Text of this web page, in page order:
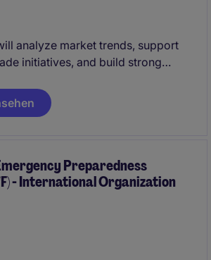
analyze market trends, support
initiatives, and build strong
project execution.
Preparedness
- International Organization